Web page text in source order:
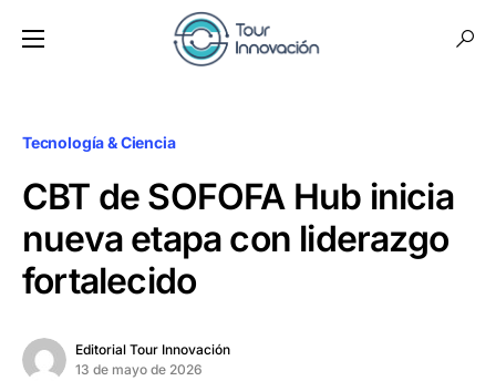
Tecnología & Ciencia
CBT de SOFOFA Hub inicia
nueva etapa con liderazgo
fortalecido
Editorial Tour Innovación
13 de mayo de 2026